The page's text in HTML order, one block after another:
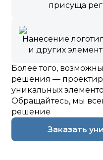
присуща
Нанесение
и других
Более того,
решения —
уникальных
Обращайтесь, мы
решение
Заказать